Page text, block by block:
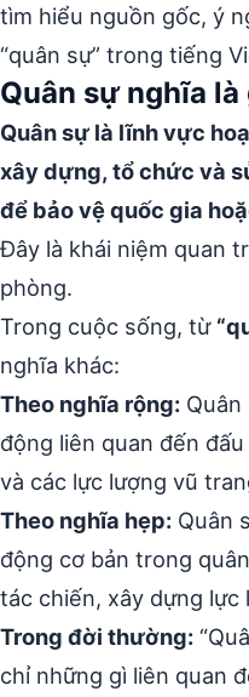
tìm hiểu nguồn gốc, ý
“quân sự” trong tiếng
Quân sự nghĩa là
Quân sự là lĩnh vực
xây dựng, tổ chức và
để bảo vệ quốc gia
Đây là khái niệm quan
phòng.
Trong cuộc sống, từ
nghĩa khác:
Theo nghĩa rộng:
động liên quan đến
và các lực lượng vũ
Theo nghĩa hẹp: Quân
động cơ bản trong
tác chiến, xây dựng lực
Trong đời thường:
chỉ những gì liên quan